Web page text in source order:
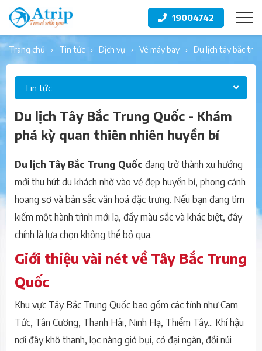
19004742
trang chủ tin tức dịch vụ vé máy bay du lịch tây bắc
Tin tức
Du lịch Tây Bắc Trung Quốc - Khám
phá kỳ quan thiên nhiên huyền bí
Du lịch Tây Bắc Trung Quốc đang trở thành xu hướng
mới thu hút du khách nhờ vào vẻ đẹp huyền bí, phong cảnh
hoang sơ và bản sắc văn hoá đặc trưng. Nếu bạn đang tìm
kiếm một hành trình mới lạ, đầy màu sắc và khác biệt, đây
chính là lựa chọn không thể bỏ qua.
Giới thiệu vài nét về Tây Bắc Trung
Quốc
Khu vực Tây Bắc Trung Quốc bao gồm các tỉnh như Cam
Tức, Tân Cương, Thanh Hải, Ninh Hạ, Thiểm Tây... Khí hậu
nơi đây khô thanh, lọc nàng gió bụi, có đại ngàn, đồi núi